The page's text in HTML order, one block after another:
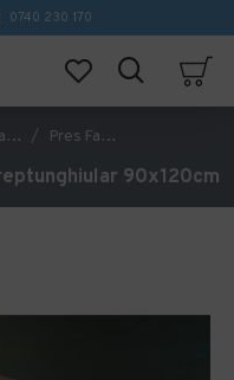
0740 230 170
Pres Faro 013 Blue Albastru Dreptunghiular 90x120cm
90x120cm